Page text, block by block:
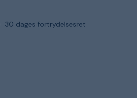
30 dages fortrydelsesret